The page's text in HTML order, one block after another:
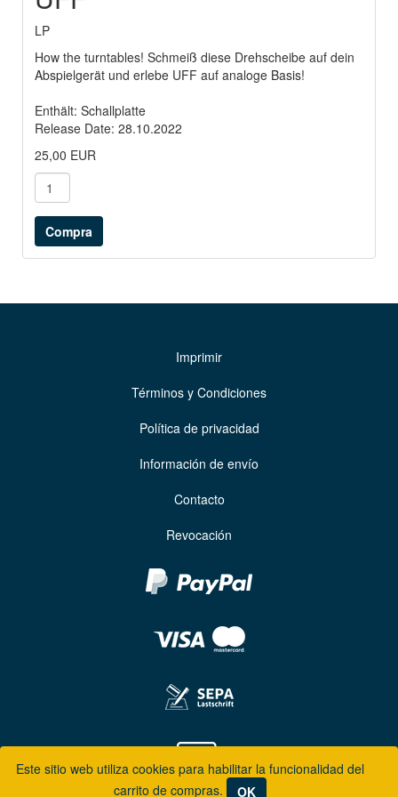
LP
How the turntables! Schmeiß diese Drehscheibe auf dein
Abspielgerät und erlebe UFF auf analoge Basis!
Enthält: Schallplatte
Release Date: 28.10.2022
25,00 EUR
Imprimir
Términos y Condiciones
Política de privacidad
Información de envío
Contacto
Revocación
Este sitio web utiliza cookies para habilitar la funcionalidad del
carrito de compras.
OK